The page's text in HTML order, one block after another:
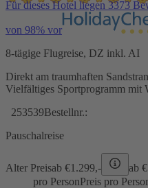
Für dieses Hotel liegen 3373
von 98% vor
8-tägige Flugreise, DZ inkl. AI
Direkt am traumhaften
Vielfältiges Sportprogramm mit
253539Bestellnr.:
Pauschalreise
Alter Preisab €1.299,- ab €
pro PersonPreis pro